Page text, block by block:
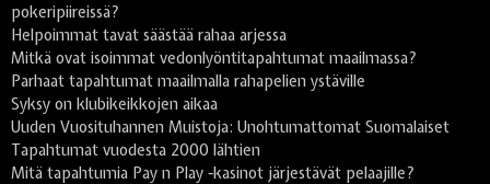
pokeripiireissä?
Helpoimmat tavat säästää rahaa arjessa
Mitkä ovat isoimmat vedonlyöntitapahtumat maailmassa?
Parhaat tapahtumat maailmalla rahapelien ystäville
Syksy on klubikeikkojen aikaa
Uuden Vuosituhannen Muistoja: Unohtumattomat Suomalaiset
Tapahtumat vuodesta 2000 lähtien
Mitä tapahtumia Pay n Play -kasinot järjestävät pelaajille?